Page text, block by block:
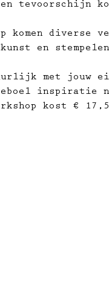
tevoorschijn
komen diverse
en
met jouw
inspiratie
kost €